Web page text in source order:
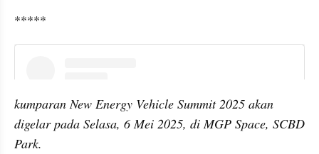
*****
kumparan New Energy Vehicle Summit 2025 akan
digelar pada Selasa, 6 Mei 2025, di MGP Space, SCBD
Park.